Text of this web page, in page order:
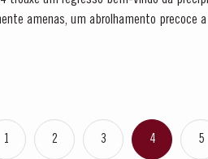
amenas, um abrolhamento precoce
verão foram frescos,...
1 2 3 4 5